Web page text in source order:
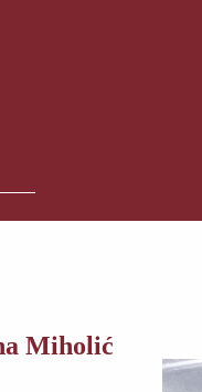
Miholić